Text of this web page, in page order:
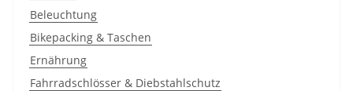
Beleuchtung
Bikepacking & Taschen
Ernährung
Fahrradschlösser & Diebstahlschutz